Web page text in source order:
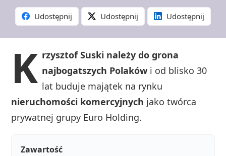
Udostępnij Udostępnij Udostępnij
K rzysztof Suski należy do grona
najbogatszych Polaków i od blisko 30
lat buduje majątek na rynku
nieruchomości komercyjnych jako twórca
prywatnej grupy Euro Holding.
Zawartość